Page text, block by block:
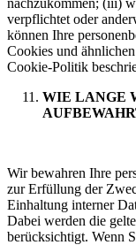
nachzukommen; (iii)
verpflichtet oder
können Ihre
Cookies und
Cookie-Politik
WIE LANGE
Wir bewahren Ihre
zur Erfüllung der
Einhaltung interner
Dabei werden die
berücksichtigt. Wenn